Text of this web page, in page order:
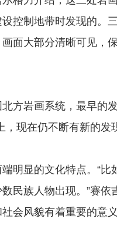
控制地带时发现的。
面大部分清晰可见，
岩画系统，最早的
，现在仍不断有新的发
显的文化特点。“比
民族人物出现。”赛
会风貌有着重要的意